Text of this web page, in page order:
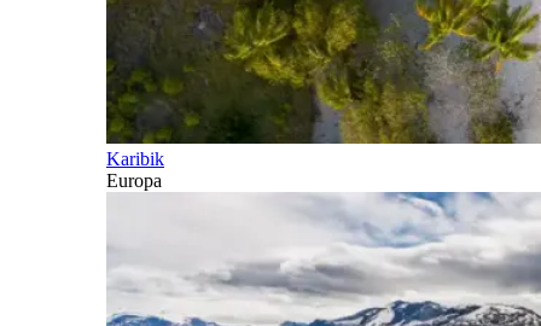
Karibik
Europa